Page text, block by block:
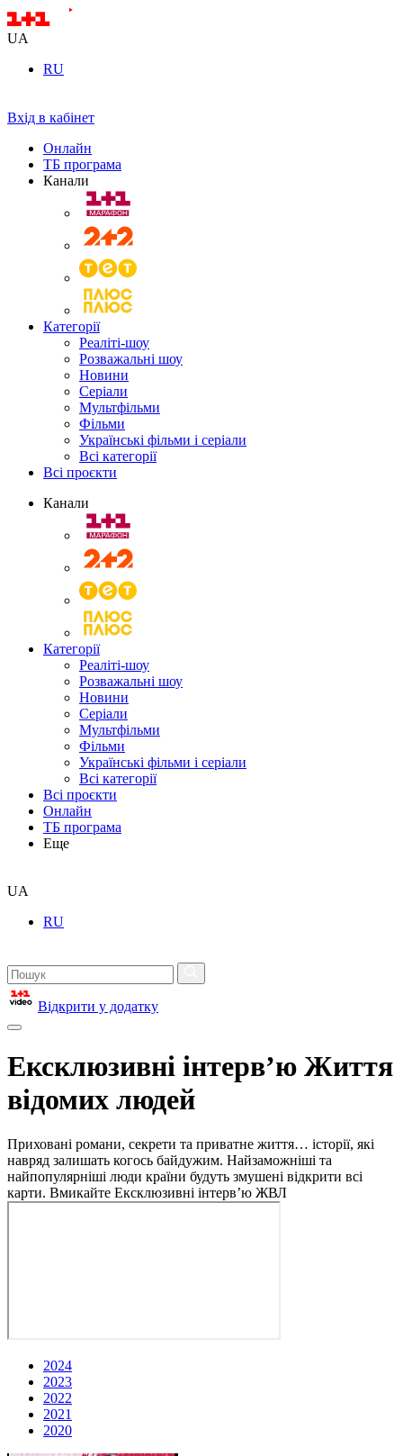
UA
RU
Вхід в кабінет
Онлайн
ТБ програма
Канали
Категорії
Реаліті-шоу
Розважальні шоу
Новини
Серіали
Мультфільми
Фільми
Українські фільми і серіали
Всі категорії
Всі проєкти
Канали
Категорії
Реаліті-шоу
Розважальні шоу
Новини
Серіали
Мультфільми
Фільми
Українські фільми і серіали
Всі категорії
Всі проєкти
Онлайн
ТБ програма
Еще
UA
RU
Відкрити у додатку
Ексклюзивні інтерв’ю Життя
відомих людей
Приховані романи, секрети та приватне життя… історії, які
навряд залишать когось байдужим. Найзаможніші та
найпопулярніші люди країни будуть змушені відкрити всі
карти. Вмикайте Ексклюзивні інтерв’ю ЖВЛ
2024
2023
2022
2021
2020